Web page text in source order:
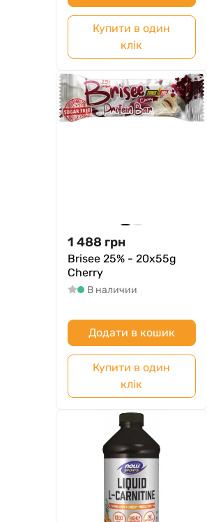
Купити в один
клік
1 488 грн
Brisee 25% - 20х55g
Cherry
В наличии
Додати в кошик
Купити в один
клік